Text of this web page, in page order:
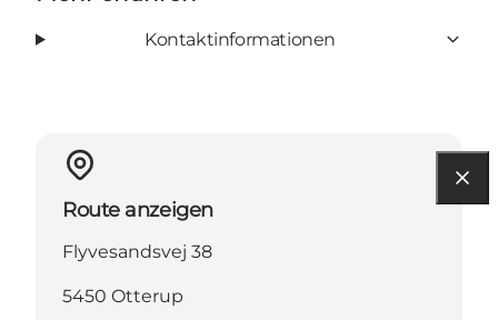
Kontaktinformationen
Route anzeigen
Flyvesandsvej 38
5450 Otterup